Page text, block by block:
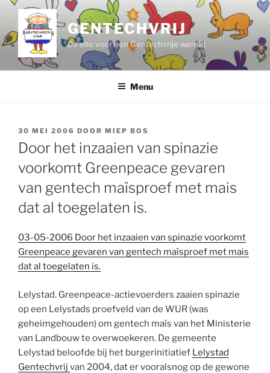
de
inhoud
GENTECHVRIJ
De site voor een Gentechvrije wereld
Menu
GEPLAATST
OP
30 MEI 2006 DOOR MIEP BOS
Door het inzaaien van spinazie
voorkomt Greenpeace gevaren
van gentech maïsproef met mais
dat al toegelaten is.
03-05-2006 Door het inzaaien van spinazie voorkomt
Greenpeace gevaren van gentech maïsproef met mais
dat al toegelaten is.
Lelystad. Greenpeace-actievoerders zaaien spinazie
op een Lelystads proefveld van de WUR (was
geheimgehouden) om gentech maïs van het Ministerie
van Landbouw te overwoekeren. De gemeente
Lelystad beloofde bij het burgerinitiatief Lelystad
Gentechvrij van 2004, dat er vooralsnog op de gewone